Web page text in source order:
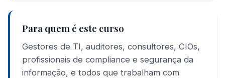
Para quem é este curso
Gestores de TI, auditores, consultores, CIOs,
profissionais de compliance e segurança da
informação, e todos que trabalham com